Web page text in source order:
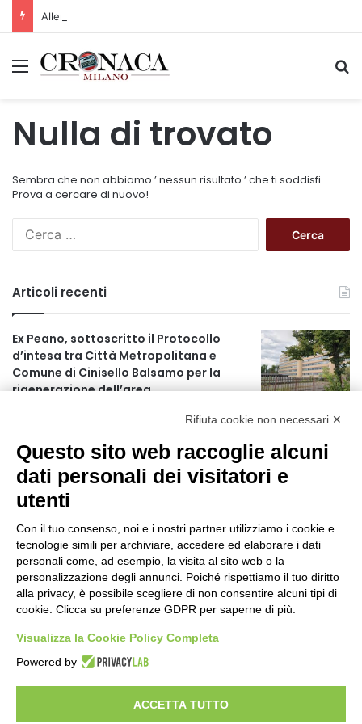
Allerta gialla per rischio temporali a partire dalle ore 18
Menu
Nulla di trovato
Sembra che non abbiamo ’ nessun risultato ’ che ti soddisfi.
Prova a cercare di nuovo!
c
a
p
e
r
Articoli recenti
Ex Peano, sottoscritto il Protocollo
d’intesa tra Città Metropolitana e
Comune di Cinisello Balsamo per la
rigenerazione dell’area
partire dalle ore 18
22 ore fa
Ex mercato Selinunte, via libera alle
linee di indirizzo per il nuovo spazio
socio-aggregativo dedicato ai giovani
1 giorno fa
Assegnati a Sogemi quattro mercati
comunali coperti
1 giorno fa
A Santa Giulia tre nuove vie dedicate a
Guidi Cingolani, Zampori e Marchelli
1 giorno fa
Rifiuta cookie non necessari ✕
Questo sito web raccoglie alcuni
dati personali dei visitatori e
utenti
Con il tuo consenso, noi e i nostri partner utilizziamo i cookie e
tecnologie simili per archiviare, accedere ed elaborare i dati
personali come, ad esempio, la visita al sito web o la
personalizzazione degli annunci. Poiché rispettiamo il tuo diritto
alla privacy, è possibile scegliere di non consentire alcuni tipi di
cookie. Clicca su preferenze GDPR per saperne di più.
Visualizza la Cookie Policy Completa
Powered by
ACCETTA TUTTO